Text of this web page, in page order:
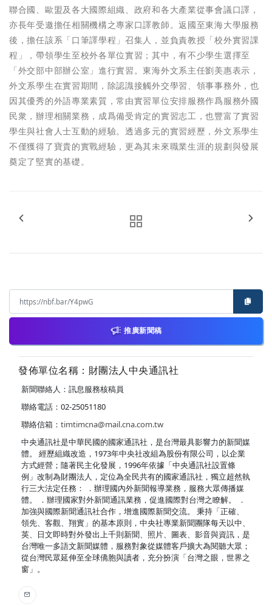
聯合國、歐盟及各大國際組織、政府和各大產業從事會議口譯，
亦長年受邀擔任相關機構之專家口譯教師。返國至東海大學服務
後，擔任該系「口筆譯學程」召集人，並負責教授「校外實習課
程」，帶領學生至校外各單位實習；其中，有不少學生選擇至
「外交部中部辦公室」進行實習。東海外文系主任劉美惠表示，
外文系學生在實習期間，除認識接觸外交學習、領事事務外，也
因其優秀的外語專業素質，常由實習單位安排服務作爲服務外國
民衆，辦理相關業務，成爲備受肯定的實習志工，也豐富了實習
學生與社會人士互動的經驗。透過多元的實習經歷，外文系學生
不僅獲得了寶貴的實戰經驗，更為其未來職業生涯的規劃與發展
奠定了堅實的基礎。
推廣新聞稿
發佈單位名稱：財團法人中央通訊社
新聞聯絡人：訊息服務核稿員
聯絡電話：02-25051180
聯絡信箱： timtimcna@mail.cna.com.tw
中央通訊社是中華民國的國家通訊社，是台灣最具影響力的新聞媒
體。 經歷組織改造，1973年中央社改組為股份有限公司，以企業
方式經營；隨著民主化發展，1996年依據「中央通訊社設置條
例」改制為財團法人，定位為全民共有的國家通訊社，獨立超然執
行三大法定任務： ．辦理國內外新聞報導業務，服務大眾傳播媒
體。 ．辦理國家對外新聞通訊業務，促進國際對台灣之瞭解。 ．
加強與國際新聞通訊社合作，增進國際新聞交流。 秉持「正確、
領先、客觀、翔實」的基本原則，中央社專業新聞團隊每天以中、
英、日文即時對外發出上千則新聞、照片、圖表、影音與資訊，是
台灣唯一多語文新聞媒體，服務對象從媒體客戶擴大為閱聽大眾；
從台灣民眾延伸至全球僑胞與讀者，充分扮演「台灣之眼，世界之
窗」。